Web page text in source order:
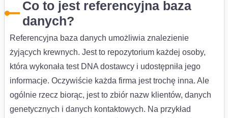
Co to jest referencyjna baza
danych?
Referencyjna baza danych umożliwia znalezienie
żyjących krewnych. Jest to repozytorium każdej osoby,
która wykonała test DNA dostawcy i udostępniła jego
informacje. Oczywiście każda firma jest trochę inna. Ale
ogólnie rzecz biorąc, jest to zbiór nazw klientów, danych
genetycznych i danych kontaktowych. Na przykład